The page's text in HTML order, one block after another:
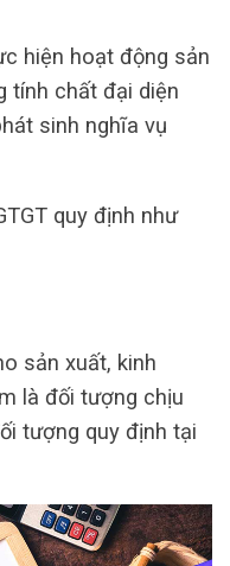
hiện hoạt động sản
tính chất đại diện
sinh nghĩa vụ
quy định như
sản xuất, kinh
là đối tượng chịu
tượng quy định tại